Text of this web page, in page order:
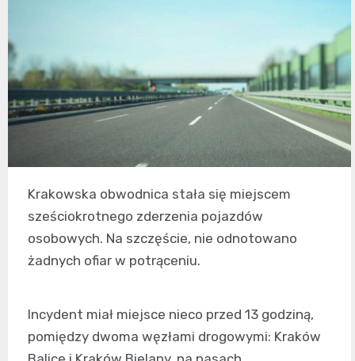
Krakowska obwodnica stała się miejscem
sześciokrotnego zderzenia pojazdów
osobowych. Na szczęście, nie odnotowano
żadnych ofiar w potrąceniu.
Incydent miał miejsce nieco przed 13 godziną,
pomiędzy dwoma węzłami drogowymi: Kraków